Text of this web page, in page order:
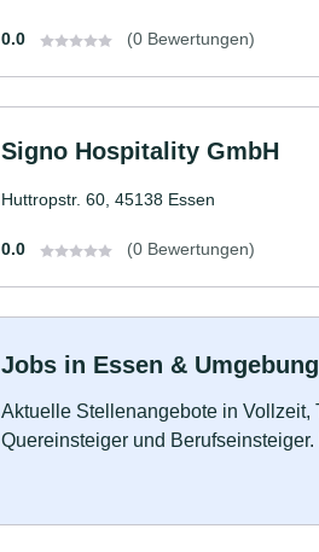
0.0 (0 Bewertungen)
Signo Hospitality GmbH
Huttropstr. 60, 45138 Essen
0.0 (0 Bewertungen)
Jobs in Essen &
Aktuelle Stellenangebote in Vollzeit,
Quereinsteiger und